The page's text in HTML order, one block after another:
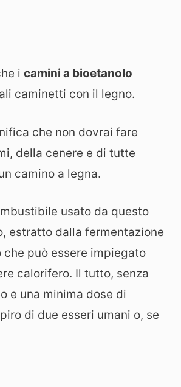
i camini a bioetanolo
caminetti con il legno.
che non dovrai fare
della cenere e di tutte
camino a legna.
usato da questo
estratto dalla fermentazione
può essere impiegato
calorifero. Il tutto, senza
e una minima dose di
di due esseri umani o, se